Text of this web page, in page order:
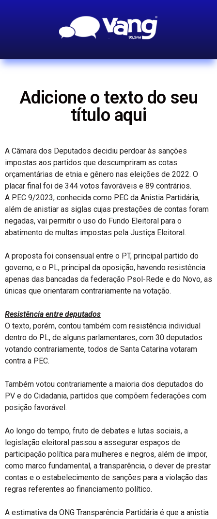
Adicione o texto do seu
título aqui
A Câmara dos Deputados decidiu perdoar às sanções
impostas aos partidos que descumpriram as cotas
orçamentárias de etnia e gênero nas eleições de 2022. O
placar final foi de 344 votos favoráveis e 89 contrários.
A PEC 9/2023, conhecida como PEC da Anistia Partidária,
além de anistiar as siglas cujas prestações de contas foram
negadas, vai permitir o uso do Fundo Eleitoral para o
abatimento de multas impostas pela Justiça Eleitoral.
A proposta foi consensual entre o PT, principal partido do
governo, e o PL, principal da oposição, havendo resistência
apenas das bancadas da federação Psol-Rede e do Novo, as
únicas que orientaram contrariamente na votação.
Resistência entre deputados
O texto, porém, contou também com resistência individual
dentro do PL, de alguns parlamentares, com 30 deputados
votando contrariamente, todos de Santa Catarina votaram
contra a PEC.
Também votou contrariamente a maioria dos deputados do
PV e do Cidadania, partidos que compõem federações com
posição favorável.
Ao longo do tempo, fruto de debates e lutas sociais, a
legislação eleitoral passou a assegurar espaços de
participação política para mulheres e negros, além de impor,
como marco fundamental, a transparência, o dever de prestar
contas e o estabelecimento de sanções para a violação das
regras referentes ao financiamento político.
A estimativa da ONG Transparência Partidária é que a anistia